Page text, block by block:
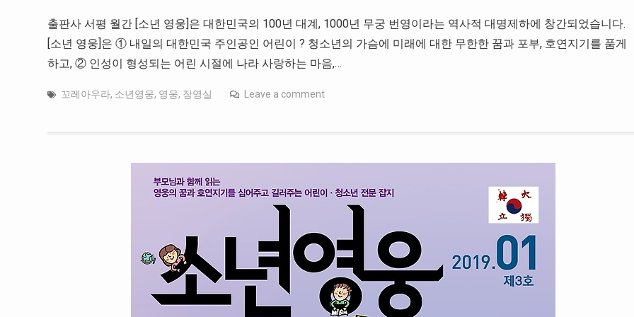
출판사 서평 월간 [소년 영웅]은 대한민국의 100년 대계, 1000년 무궁 번영이라는 역사적 대명제하에 창간되었습니다.
[소년 영웅]은 ① 내일의 대한민국 주인공인 어린이 ? 청소년의 가슴에 미래에 대한 무한한 꿈과 포부, 호연지기를 품게
하고, ② 인성이 형성되는 어린 시절에 나라 사랑하는 마음,…
꼬레아우라, 소년영웅, 영웅, 장영실 Leave a comment